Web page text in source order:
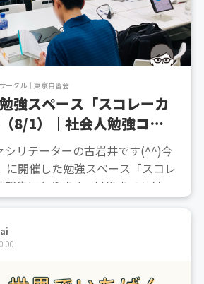
ークル｜東京自習会
強スペース「スコレーカ
8/1）｜社会人勉強コミ
シリテーターの古岩井です(^^)今
に開催した勉強スペース「スコレ
報告になります。最後までお付き
です！目次1.スコレーカフェっ
3.次回の開催予定参加申込みは
カフェって何？スコレーカフェ